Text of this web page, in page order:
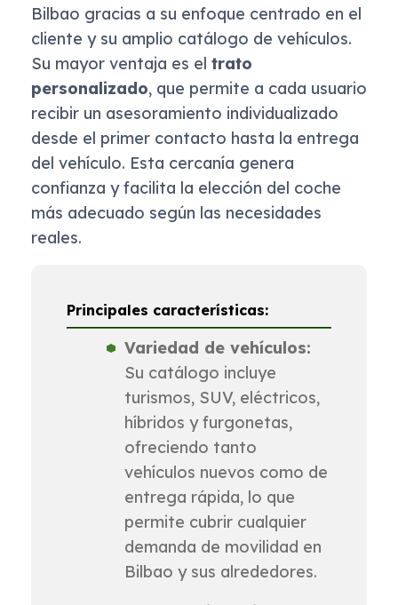
Bilbao gracias a su enfoque centrado en el
cliente y su amplio catálogo de vehículos.
Su mayor ventaja es el trato
personalizado, que permite a cada usuario
recibir un asesoramiento individualizado
desde el primer contacto hasta la entrega
del vehículo. Esta cercanía genera
confianza y facilita la elección del coche
más adecuado según las necesidades
reales.
Principales características:
Variedad de vehículos:
Su catálogo incluye
turismos, SUV, eléctricos,
híbridos y furgonetas,
ofreciendo tanto
vehículos nuevos como de
entrega rápida, lo que
permite cubrir cualquier
demanda de movilidad en
Bilbao y sus alrededores.